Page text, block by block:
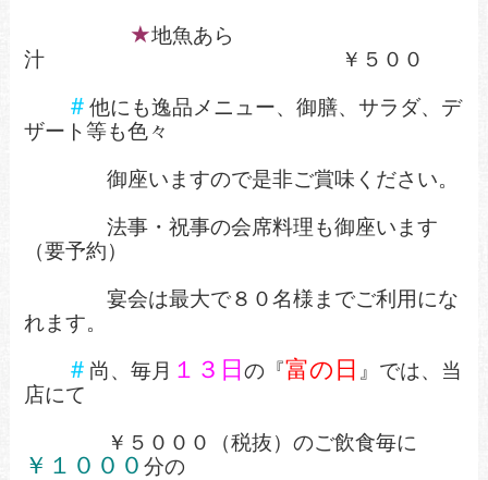
★地魚あら
汁 ￥５００
＃ 他にも逸品メニュー、御膳、サラダ、デ
ザート等も色々
御座いますので是非ご賞味ください。
法事・祝事の会席料理も御座います
（要予約）
宴会は最大で８０名様までご利用にな
れます。
＃ 尚、毎月 １３日の『富の日 』では、当
店にて
￥５０００（税抜）のご飲食毎に
￥１０００ 分の